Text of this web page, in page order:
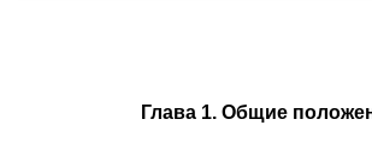
Глава 1. Общие